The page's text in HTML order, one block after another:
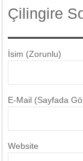
Çilingire
İsim (Zorunlu)
E-Mail (Sayfada
Website